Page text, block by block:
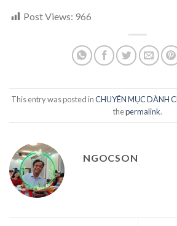
Post Views: 966
This entry was posted inCHUYÊN MỤC DÀNH
thepermalink.
NGOCSON